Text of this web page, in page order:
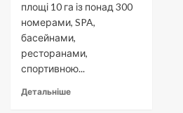
площі 10 га із понад 300
номерами, SPA,
басейнами,
ресторанами,
спортивною...
Детальніше